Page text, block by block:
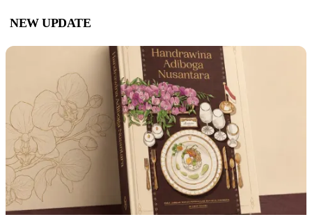
NEW UPDATE